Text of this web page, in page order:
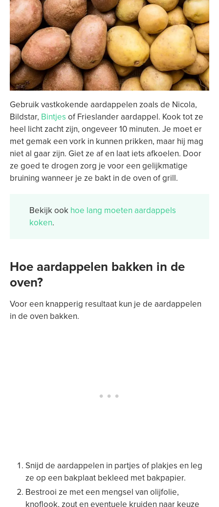
Gebruik vastkokende aardappelen zoals de Nicola,
Bildstar, Bintjes of Frieslander aardappel. Kook tot ze
heel licht zacht zijn, ongeveer 10 minuten. Je moet er
met gemak een vork in kunnen prikken, maar hij mag
niet al gaar zijn. Giet ze af en laat iets afkoelen. Door
ze goed te drogen zorg je voor een gelijkmatige
bruining wanneer je ze bakt in de oven of grill.
Bekijk ook hoe lang moeten aardappels
koken.
Hoe aardappelen bakken in de
oven?
Voor een knapperig resultaat kun je de aardappelen
in de oven bakken.
Snijd de aardappelen in partjes of plakjes en leg
ze op een bakplaat bekleed met bakpapier.
Bestrooi ze met een mengsel van olijfolie,
knoflook, zout en eventuele kruiden naar keuze